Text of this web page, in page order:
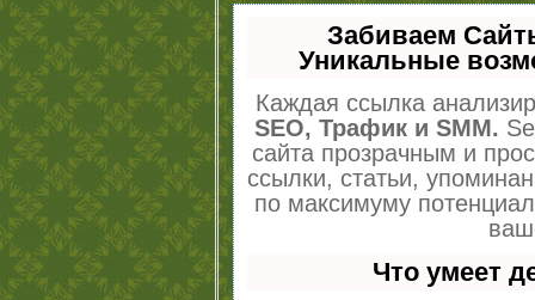
Забиваем
Уникальные
Каждая ссылка
SEO, Трафик и SMM.
сайта прозрачным и
ссылки, статьи,
по максимуму
Что умеет